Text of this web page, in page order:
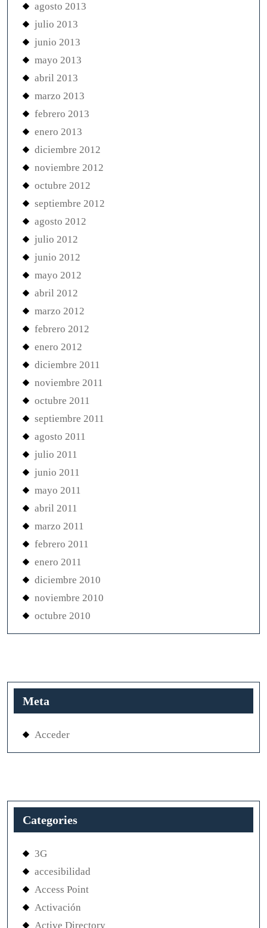
agosto 2013
julio 2013
junio 2013
mayo 2013
abril 2013
marzo 2013
febrero 2013
enero 2013
diciembre 2012
noviembre 2012
octubre 2012
septiembre 2012
agosto 2012
julio 2012
junio 2012
mayo 2012
abril 2012
marzo 2012
febrero 2012
enero 2012
diciembre 2011
noviembre 2011
octubre 2011
septiembre 2011
agosto 2011
julio 2011
junio 2011
mayo 2011
abril 2011
marzo 2011
febrero 2011
enero 2011
diciembre 2010
noviembre 2010
octubre 2010
Meta
Acceder
Categories
3G
accesibilidad
Access Point
Activación
Active Directory